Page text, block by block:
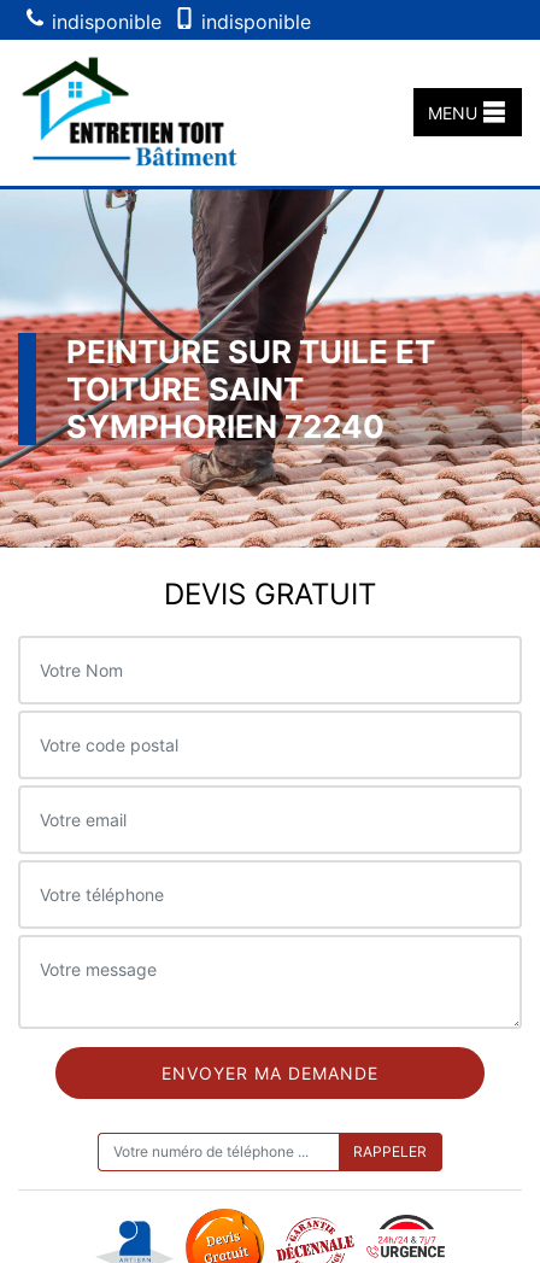
indisponible indisponible
MENU
PEINTURE SUR TUILE ET
TOITURE SAINT
SYMPHORIEN 72240
DEVIS GRATUIT